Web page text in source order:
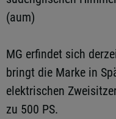
(aum)
MG erfindet sich
bringt die Marke in
elektrischen
zu 500 PS.